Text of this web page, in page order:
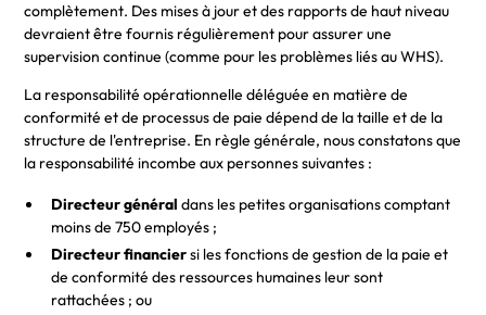
complètement. Des mises à jour et des rapports de haut niveau
devraient être fournis régulièrement pour assurer une
supervision continue (comme pour les problèmes liés au WHS).
La responsabilité opérationnelle déléguée en matière de
conformité et de processus de paie dépend de la taille et de la
structure de l'entreprise. En règle générale, nous constatons que
la responsabilité incombe aux personnes suivantes :
Directeur général dans les petites organisations comptant
moins de 750 employés ;
Directeur financiersi les fonctions de gestion de la paie et
de conformité des ressources humaines leur sont
rattachées ; ou